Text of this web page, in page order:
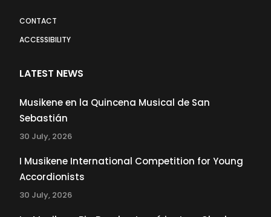
CONTACT
ACCESSIBILITY
LATEST NEWS
Musikene en la Quincena Musical de San
Sebastián
30 July, 2026
I Musikene International Competition for Young
Accordionists
30 July, 2026